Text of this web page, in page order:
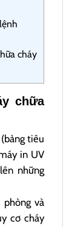
cháy
chữa
tiêu
in UV
những
phòng và
cơ cháy